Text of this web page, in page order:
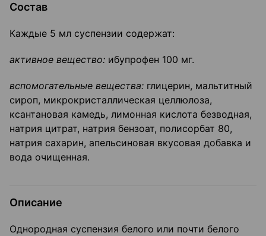
Состав
Каждые 5 мл суспензии содержат:
активное вещество: ибупрофен 100 мг.
вспомогательные вещества: глицерин, мальтитный
сироп, микрокристаллическая целлюлоза,
ксантановая камедь, лимонная кислота безводная,
натрия цитрат, натрия бензоат, полисорбат 80,
натрия сахарин, апельсиновая вкусовая добавка и
вода очищенная.
Описание
Однородная суспензия белого или почти белого